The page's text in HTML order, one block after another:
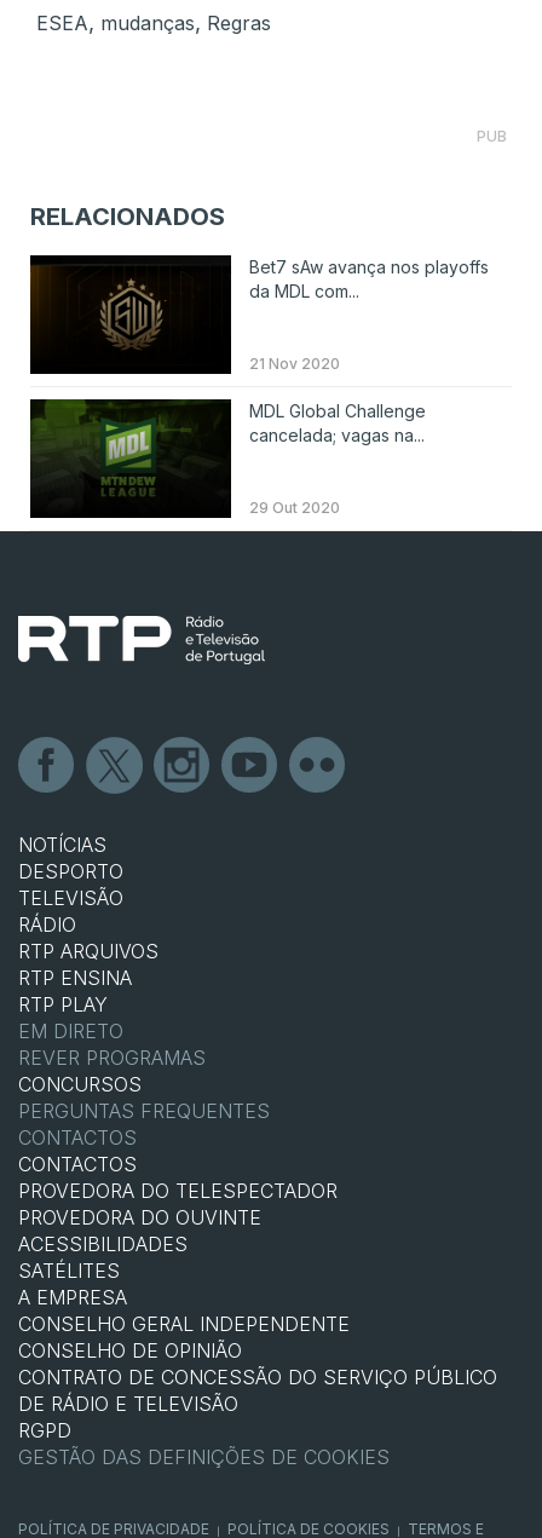
ESEA, mudanças, Regras
PUB
RELACIONADOS
Bet7 sAw avança nos playoffs
da MDL com...
21 Nov 2020
MDL Global Challenge
cancelada; vagas na...
29 Out 2020
NOTÍCIAS
DESPORTO
TELEVISÃO
RÁDIO
RTP ARQUIVOS
RTP ENSINA
RTP PLAY
EM DIRETO
REVER PROGRAMAS
CONCURSOS
PERGUNTAS FREQUENTES
CONTACTOS
CONTACTOS
PROVEDORA DO TELESPECTADOR
PROVEDORA DO OUVINTE
ACESSIBILIDADES
SATÉLITES
A EMPRESA
CONSELHO GERAL INDEPENDENTE
CONSELHO DE OPINIÃO
CONTRATO DE CONCESSÃO DO SERVIÇO PÚBLICO
DE RÁDIO E TELEVISÃO
RGPD
GESTÃO DAS DEFINIÇÕES DE COOKIES
POLÍTICA DE PRIVACIDADE POLÍTICA DE COOKIES TERMOS E